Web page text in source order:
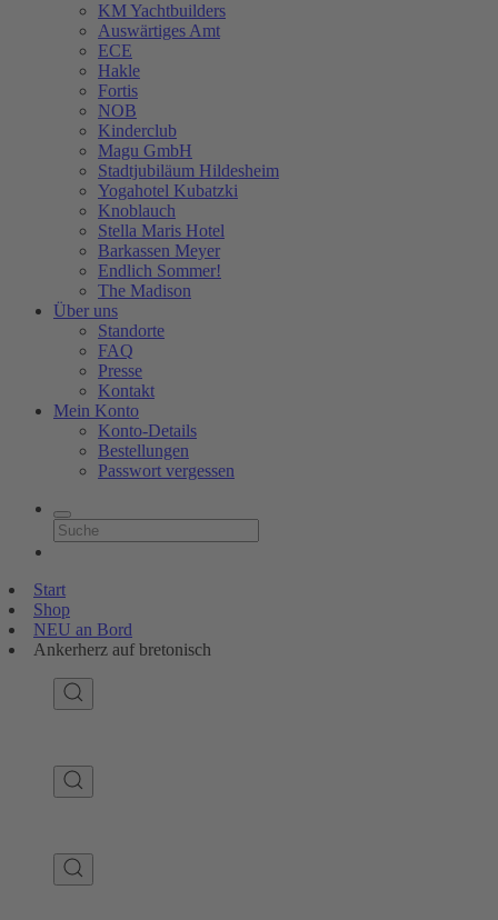
KM Yachtbuilders
Auswärtiges Amt
ECE
Hakle
Fortis
NOB
Kinderclub
Magu GmbH
Stadtjubiläum Hildesheim
Yogahotel Kubatzki
Knoblauch
Stella Maris Hotel
Barkassen Meyer
Endlich Sommer!
The Madison
Über uns
Standorte
FAQ
Presse
Kontakt
Mein Konto
Konto-Details
Bestellungen
Passwort vergessen
Start
Shop
NEU an Bord
Ankerherz auf bretonisch